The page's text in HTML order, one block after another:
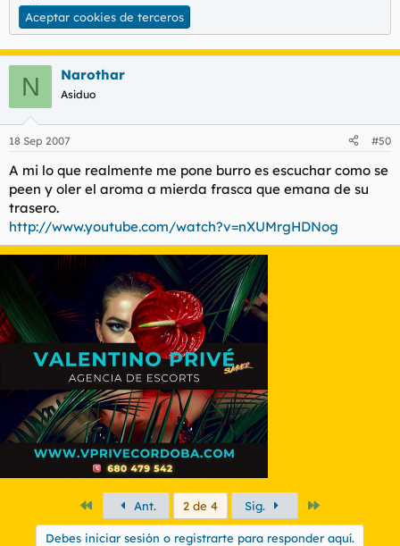
Aceptar cookies de terceros
N Narothar
Asiduo
18 Sep 2007 #50
A mi lo que realmente me pone burro es escuchar como se
peen y oler el aroma a mierda frasca que emana de su
trasero.
http://www.youtube.com/watch?v=nXUMrgHDNog
PrimeroAnt. 2 de 4 Sig.
Debes iniciar sesión o registrarte para responder aquí.